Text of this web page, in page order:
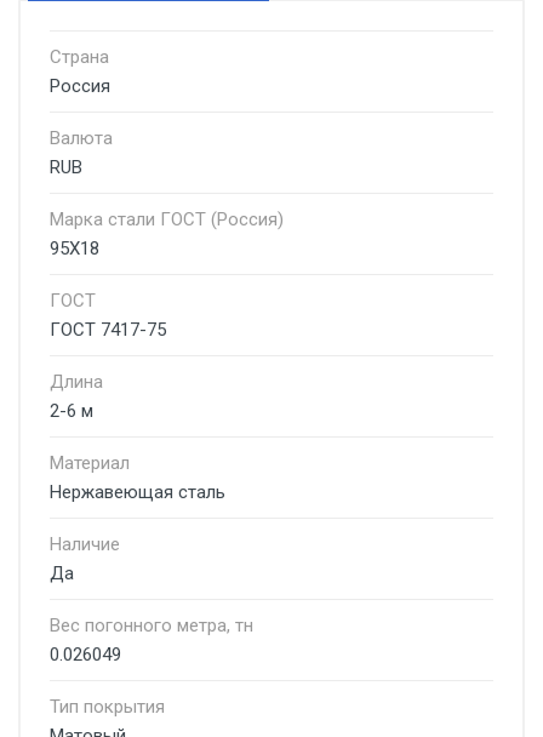
Страна
Россия
Валюта
RUB
Марка стали ГОСТ (Россия)
95Х18
ГОСТ
ГОСТ 7417-75
Длина
2-6 м
Материал
Нержавеющая сталь
Наличие
Да
Вес погонного метра, тн
0.026049
Тип покрытия